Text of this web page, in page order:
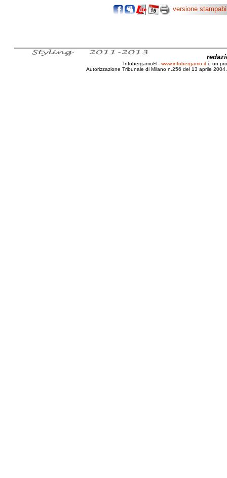
versione
Infobergamo® - www.infobergamo.it è un
Autorizzazione Tribunale di Milano n.256 del 13 aprile